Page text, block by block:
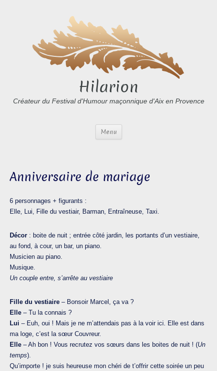
Hilarion
Créateur du Festival d'Humour maçonnique d'Aix en Provence
Menu
Anniversaire de mariage
6 personnages + figurants :
Elle, Lui, Fille du vestiair, Barman, Entraîneuse, Taxi.
Décor : boite de nuit ; entrée côté jardin, les portants d’un vestiaire,
au fond, à cour, un bar, un piano.
Musicien au piano.
Musique.
Un couple entre, s’arrête au vestiaire
Fille du vestiaire – Bonsoir Marcel, ça va ?
Elle – Tu la connais ?
Lui – Euh, oui ! Mais je ne m’attendais pas à la voir ici. Elle est dans
ma loge, c’est la sœur Couvreur.
Elle – Ah bon ! Vous recrutez vos sœurs dans les boites de nuit ! (Un
temps).
Qu’importe ! je suis heureuse mon chéri de t’offrir cette soirée un peu